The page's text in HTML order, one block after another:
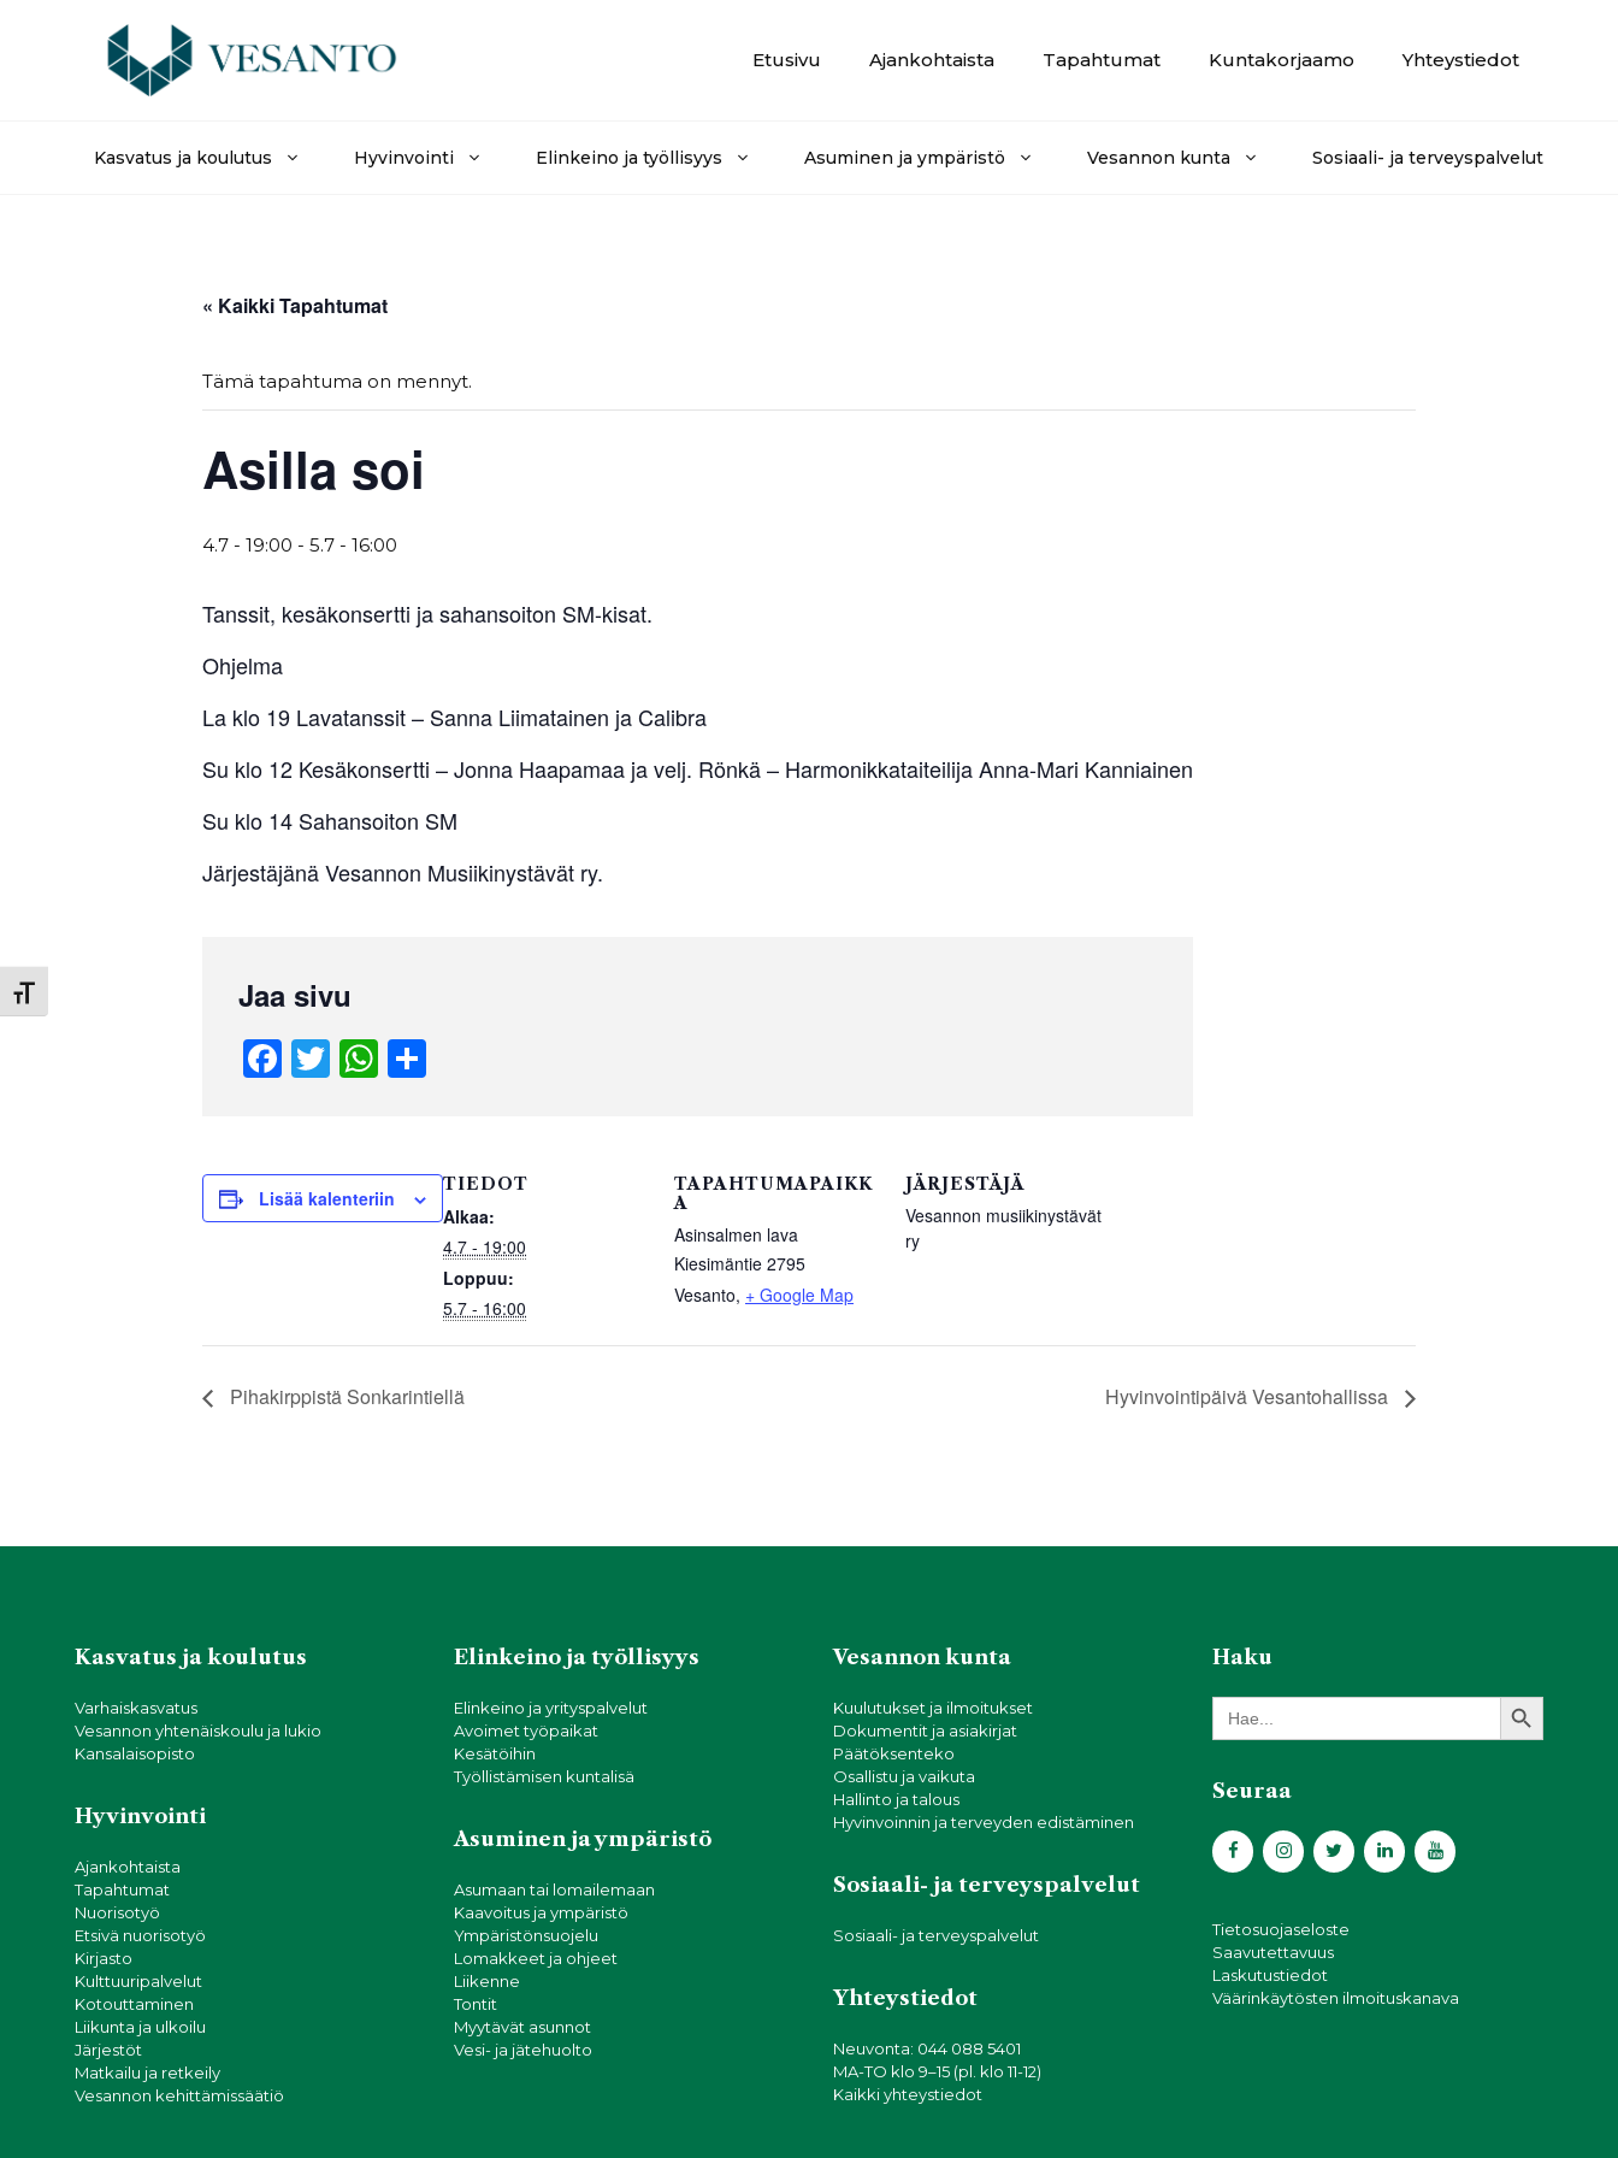
Toggle Font size
Etusivu
Ajankohtaista Tapahtumat Kuntakorjaamo Yhteystiedot
Kasvatus ja koulutus Hyvinvointi Elinkeino ja työllisyys Asuminen ja ympäristö Vesannon kunta Sosiaali- ja terveyspalvelut
« Kaikki Tapahtumat
Tämä tapahtuma on mennyt.
Asilla soi
4.7 - 19:00 - 5.7 - 16:00
Tanssit, kesäkonsertti ja sahansoiton SM-kisat.
Ohjelma
La klo 19 Lavatanssit – Sanna Liimatainen ja Calibra
Su klo 12 Kesäkonsertti – Jonna Haapamaa ja velj. Rönkä – Harmonikkataiteilija Anna-Mari Kanniainen
Su klo 14 Sahansoiton SM
Järjestäjänä Vesannon Musiikinystävät ry.
Jaa sivu
F
a
e
b
T
wi
er
W
h
s
A
e
Lisää kalenteriin
TIEDOT
Alkaa:
4.7 - 19:00
Loppuu:
5.7 - 16:00
TAPAHTUMAPAIKK
A
Asinsalmen lava
Kiesimäntie 2795
Vesanto, + Google Map
JÄRJESTÄJÄ
Vesannon musiikinystävät
ry
Pihakirppistä Sonkarintiellä Hyvinvointipäivä Vesantohallissa
Kasvatus ja koulutus
Varhaiskasvatus
Vesannon yhtenäiskoulu ja lukio
Kansalaisopisto
Hyvinvointi
Ajankohtaista
Tapahtumat
Nuorisotyö
Etsivä nuorisotyö
Kirjasto
Kulttuuripalvelut
Kotouttaminen
Liikunta ja ulkoilu
Järjestöt
Matkailu ja retkeily
Vesannon kehittämissäätiö
Elinkeino ja työllisyys
Elinkeino ja yrityspalvelut
Avoimet työpaikat
Kesätöihin
Työllistämisen kuntalisä
Asuminen ja ympäristö
Asumaan tai lomailemaan
Kaavoitus ja ympäristö
Ympäristönsuojelu
Lomakkeet ja ohjeet
Liikenne
Tontit
Myytävät asunnot
Vesi- ja jätehuolto
Vesannon kunta
Kuulutukset ja ilmoitukset
Dokumentit ja asiakirjat
Päätöksenteko
Osallistu ja vaikuta
Hallinto ja talous
Hyvinvoinnin ja terveyden edistäminen
Sosiaali- ja terveyspalvelut
Sosiaali- ja terveyspalvelut
Yhteystiedot
Neuvonta: 044 088 5401
MA-TO klo 9–15 (pl. klo 11-12)
Kaikki yhteystiedot
Haku
Search
for:
Search Button
Seuraa
Tietosuojaseloste
Saavutettavuus
Laskutustiedot
Väärinkäytösten ilmoituskanava